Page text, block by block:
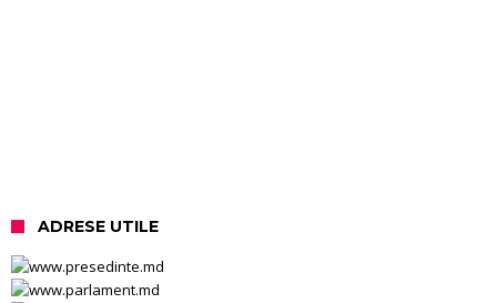
ADRESE UTILE